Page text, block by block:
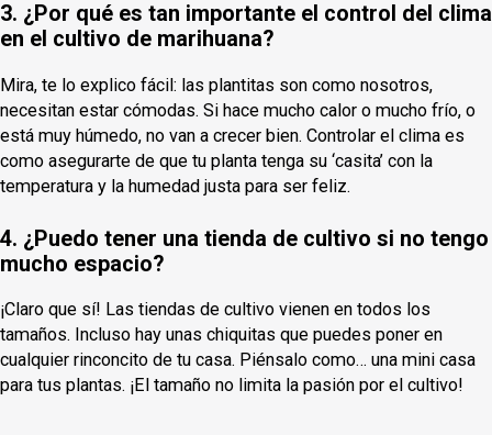
3. ¿Por qué es tan importante el control del clima
en el cultivo de marihuana?
Mira, te lo explico fácil: las plantitas son como nosotros,
necesitan estar cómodas. Si hace mucho calor o mucho frío, o
está muy húmedo, no van a crecer bien. Controlar el clima es
como asegurarte de que tu planta tenga su ‘casita’ con la
temperatura y la humedad justa para ser feliz.
4. ¿Puedo tener una tienda de cultivo si no tengo
mucho espacio?
¡Claro que sí! Las tiendas de cultivo vienen en todos los
tamaños. Incluso hay unas chiquitas que puedes poner en
cualquier rinconcito de tu casa. Piénsalo como… una mini casa
para tus plantas. ¡El tamaño no limita la pasión por el cultivo!